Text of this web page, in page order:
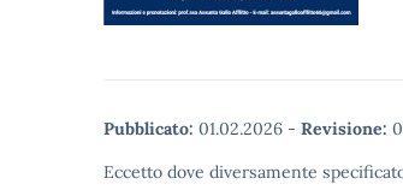
Pubblicato: 01.02.2026 - Revisione:
Eccetto dove diversamente